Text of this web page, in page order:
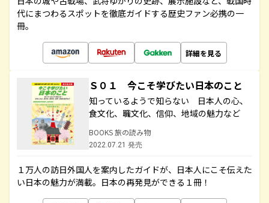
代にまつわるスポットを徹底ガイドする歴史ファン必携の一
冊。
詳細を見る
Ｓ０１ 今こそ学びたい日本のこと
知っているようで知らない 日本人の心、
食文化、職文化、信仰、地域の魅力など
BOOKS 旅の読み物
2022.07.21 発売
１万人の訪日外国人を案内したガイドが、日本人にこそ伝えた
い日本の魅力が満載。日本の再発見ができる１冊！